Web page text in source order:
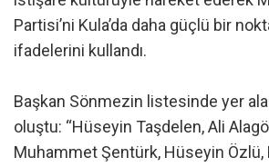
Partisi’ni Kula’da daha güçlü bir
ifadelerini kullandı.
Başkan Sönmezin listesinde yer
oluştu: “Hüseyin Taşdelen, Ali
Muhammet Şentürk, Hüseyin Özlü,